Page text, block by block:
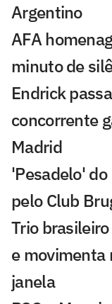
Argentino
AFA
minuto de
Endrick
concorrente
Madrid
'Pesadelo'
pelo Club
Trio
e movimenta
janela